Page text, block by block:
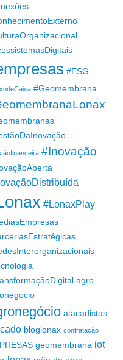
#ESG
#Geomembrana
#Inovação
#LonaxPlay
agro
atacadistas
bloglonax contratação
geomembrana iot